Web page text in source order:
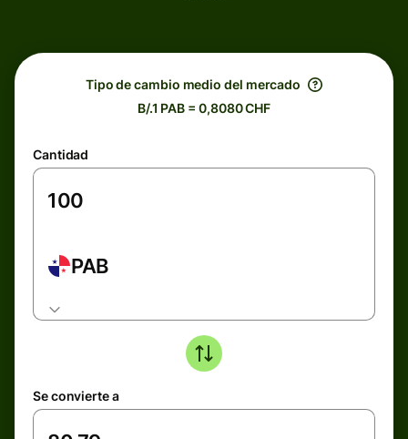
Tipo de cambio medio del mercado
B/.1 PAB = 0,8080 CHF
Cantidad
PAB
Se convierte a